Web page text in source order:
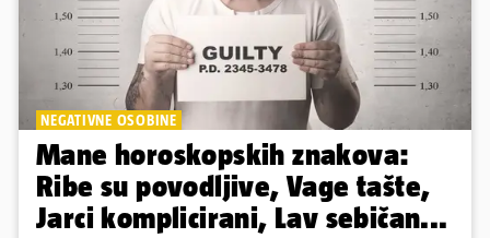
NEGATIVNE OSOBINE
Mane horoskopskih znakova:
Ribe su povodljive, Vage tašte,
Jarci komplicirani, Lav sebičan...